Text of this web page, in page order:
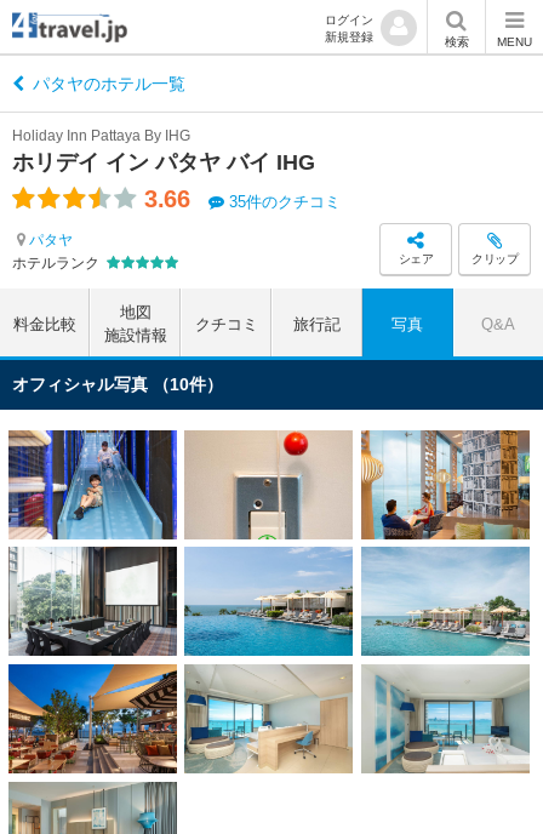
ログイン
新規登録
検索 MENU
パタヤのホテル一覧
ホリデイ イン パタヤ バイ IHG
Holiday Inn Pattaya By IHG
3.66 35件のクチコミ
パタヤ
ホテルランク
シェア クリップ
料金比較
地図
施設情報
クチコミ 旅行記 写真 Q&A
オフィシャル写真 （10件）